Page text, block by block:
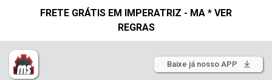
FRETE GRÁTIS EM IMPERATRIZ - MA * VER
REGRAS
Baixe já nosso APP